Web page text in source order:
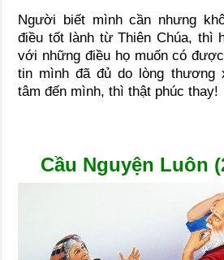
Người biết mình cần nhưng
điều tốt lành từ Thiên Chúa, thì
với những điều họ muốn có
tin mình đã đủ do lòng thương
tâm đến mình, thì thật phúc thay!
Cầu Nguyện Luôn